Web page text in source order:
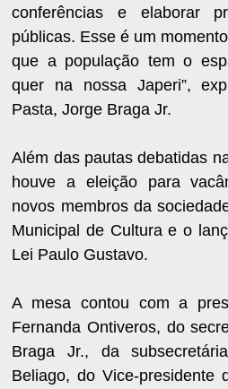
conferências e elaborar
públicas. Esse é um
que a população tem o
quer na nossa Japeri”,
Pasta, Jorge Braga Jr.
Além das pautas debatidas
houve a eleição para
novos membros da
Municipal de Cultura e o
Lei Paulo Gustavo.
A mesa contou com a
Fernanda Ontiveros, do
Braga Jr., da
Beliago, do Vice-presidente